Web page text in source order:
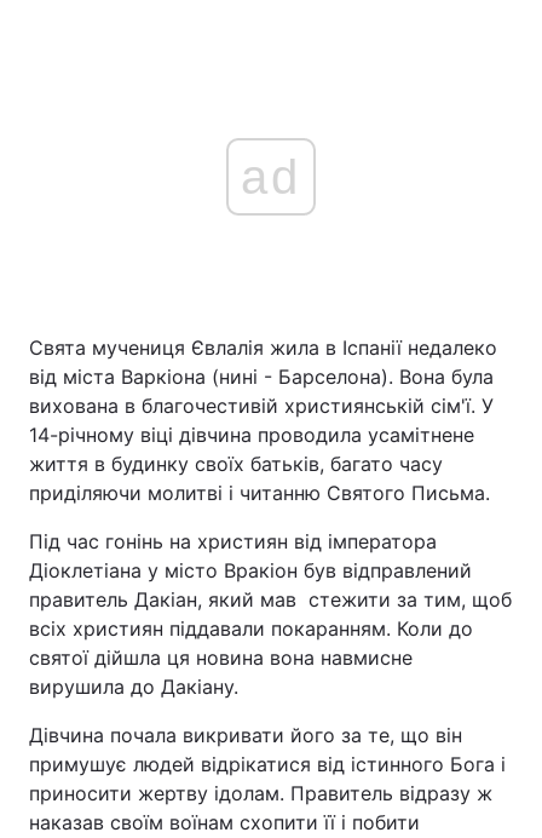
ad
Свята мучениця Євлалія жила в Іспанії недалеко
від міста Варкіона (нині - Барселона). Вона була
вихована в благочестивій християнській сім'ї. У
14-річному віці дівчина проводила усамітнене
життя в будинку своїх батьків, багато часу
приділяючи молитві і читанню Святого Письма.
Під час гонінь на християн від імператора
Діоклетіана у місто Вракіон був відправлений
правитель Дакіан, який мав стежити за тим, щоб
всіх християн піддавали покаранням. Коли до
святої дійшла ця новина вона навмисне
вирушила до Дакіану.
Дівчина почала викривати його за те, що він
примушує людей відрікатися від істинного Бога і
приносити жертву ідолам. Правитель відразу ж
наказав своїм воїнам схопити її і побити